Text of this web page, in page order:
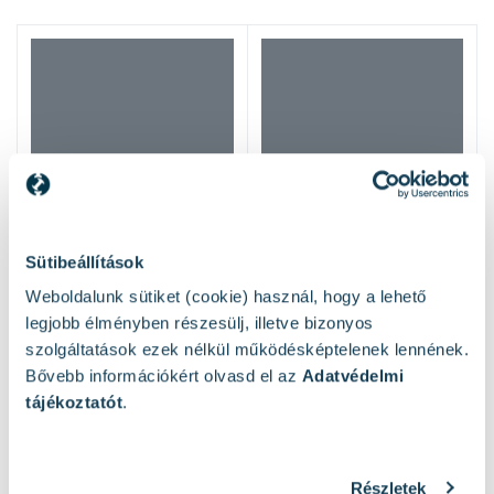
Sütibeállítások
Weboldalunk sütiket (cookie) használ, hogy a lehető
legjobb élményben részesülj, illetve bizonyos
szolgáltatások ezek nélkül működésképtelenek lennének.
Bővebb információkért olvasd el az Adatvédelmi
tájékoztatót.
Részletek
Top 10 magasnyomású mosó
Melyiket válaszd, ha nem akarsz mellényúlni?
Tovább olvasom
Magasnyomású mosó otthonra – és a